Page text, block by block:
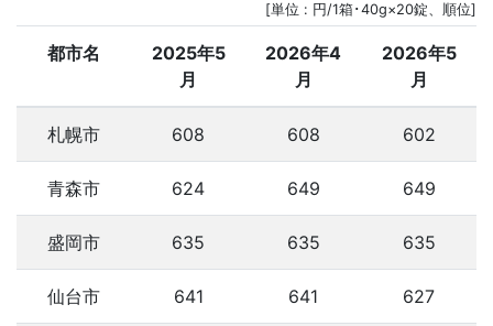
[単位 : 円/1箱･40g×20錠、順位]
都市名
2025年5
月
2026年4
月
2026年5
月
札幌市 608 608 602
青森市 624 649 649
盛岡市 635 635 635
仙台市 641 641 627